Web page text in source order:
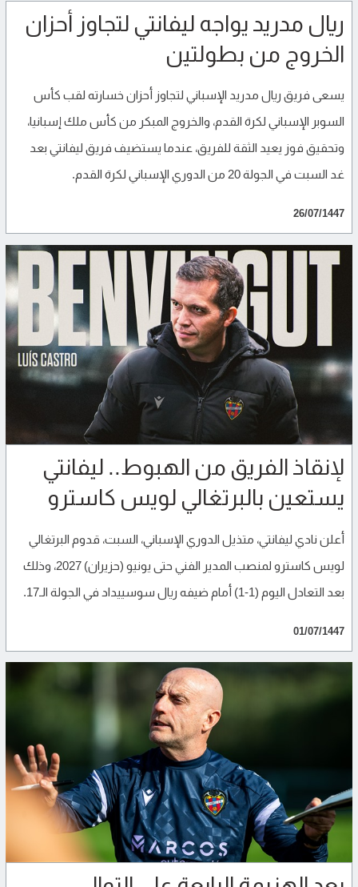
ريال مدريد يواجه ليفانتي لتجاوز أحزان
الخروج من بطولتين
يسعى فريق ريال مدريد الإسباني لتجاوز أحزان خسارته لقب كأس
السوبر الإسباني لكرة القدم، والخروج المبكر من كأس ملك إسبانيا،
وتحقيق فوز يعيد الثقة للفريق، عندما يستضيف فريق ليفانتي بعد
غد السبت في الجولة 20 من الدوري الإسباني لكرة القدم.
26/07/1447
لإنقاذ الفريق من الهبوط.. ليفانتي
يستعين بالبرتغالي لويس كاسترو
أعلن نادي ليفانتي، متذيل الدوري الإسباني، السبت، قدوم البرتغالي
لويس كاسترو لمنصب المدير الفني حتى يونيو (حزيران) 2027، وذلك
بعد التعادل اليوم (1-1) أمام ضيفه ريال سوسييداد في الجولة الـ17.
01/07/1447